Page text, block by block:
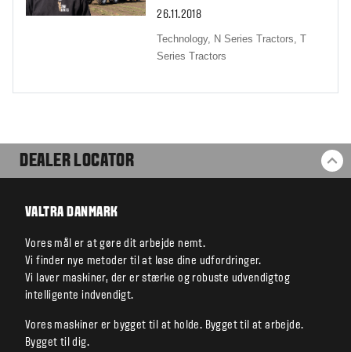
26.11.2018
Technology, N Series Tractors,T
Series Tractors
DEALER LOCATOR
VALTRA DANMARK
Vores mål er at gøre dit arbejde nemt.
Vi finder nye metoder til at løse dine udfordringer.
Vi laver maskiner, der er stærke og robuste udvendigtog
intelligente indvendigt.
Vores maskiner er bygget til at holde. Bygget til at arbejde.
Bygget til dig.